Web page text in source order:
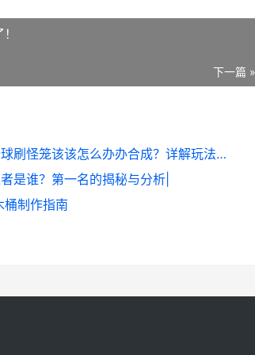
下一篇 »
|我的全球刷怪笼该该怎么办办合成？详解玩法与技巧|
是谁？第一名的揭秘与分析|
桶制作指南